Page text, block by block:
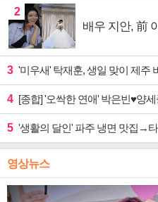
2
배우 지안, 前
3 '미우새' 탁재훈, 생일 맞이 제주
4 [종합] '오싹한 연애' 박은빈♥양세종, 위기
5 '생활의 달인' 파주 냉면 맛집→
영상뉴스